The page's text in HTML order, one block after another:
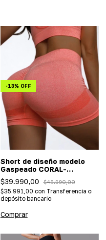
-13% OFF
Short de diseño modelo
Gaspeado CORAL-
(Importada/efecto push
up)
$39.990,00 $45.990,00
$35.991,00 con Transferencia o
depósito bancario
Comprar